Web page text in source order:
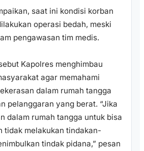
saat ini kondisi korban
operasi bedah, meski
pengawasan tim medis.
Kapolres menghimbau
agar memahami
dalam rumah tangga
pelanggaran yang berat. “Jika
dalam rumah tangga untuk bisa
tidak melakukan tindakan-
tindak pidana,” pesan